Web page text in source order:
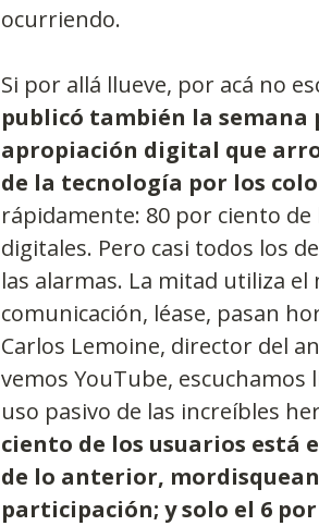
ocurriendo.
Si por allá llueve, por acá no
publicó también la semana
apropiación digital que
de la tecnología por los
rápidamente: 80 por ciento
digitales. Pero casi todos los
las alarmas. La mitad utiliza
comunicación, léase, pasan
Carlos Lemoine, director del
vemos YouTube, escuchamos
uso pasivo de las increíbles
ciento de los usuarios está
de lo anterior,
participación; y solo el 6